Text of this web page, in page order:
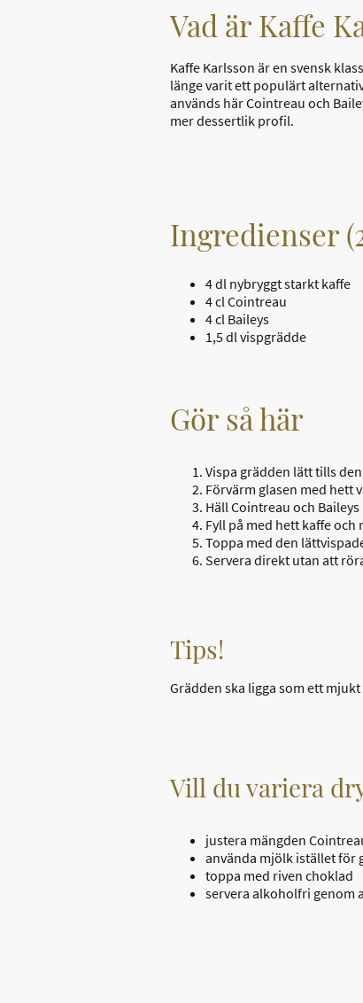
Vad är Kaffe
Kaffe Karlsson är en svensk
länge varit ett populärt
används här Cointreau och
mer dessertlik profil.
Ingredienser
4 dl nybryggt starkt kaffe
4 cl Cointreau
4 cl Baileys
1,5 dl vispgrädde
Gör så här
Vispa grädden lätt tills
Förvärm glasen med hett
Häll Cointreau och Baileys
Fyll på med hett kaffe
Toppa med den
Servera direkt utan att
Tips!
Grädden ska ligga som ett
Vill du variera
justera mängden
använda mjölk istället för
toppa med riven choklad
servera alkoholfri genom